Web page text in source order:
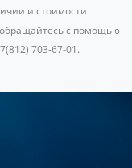
и стоимости
обращайтесь с помощью
703-67-01.